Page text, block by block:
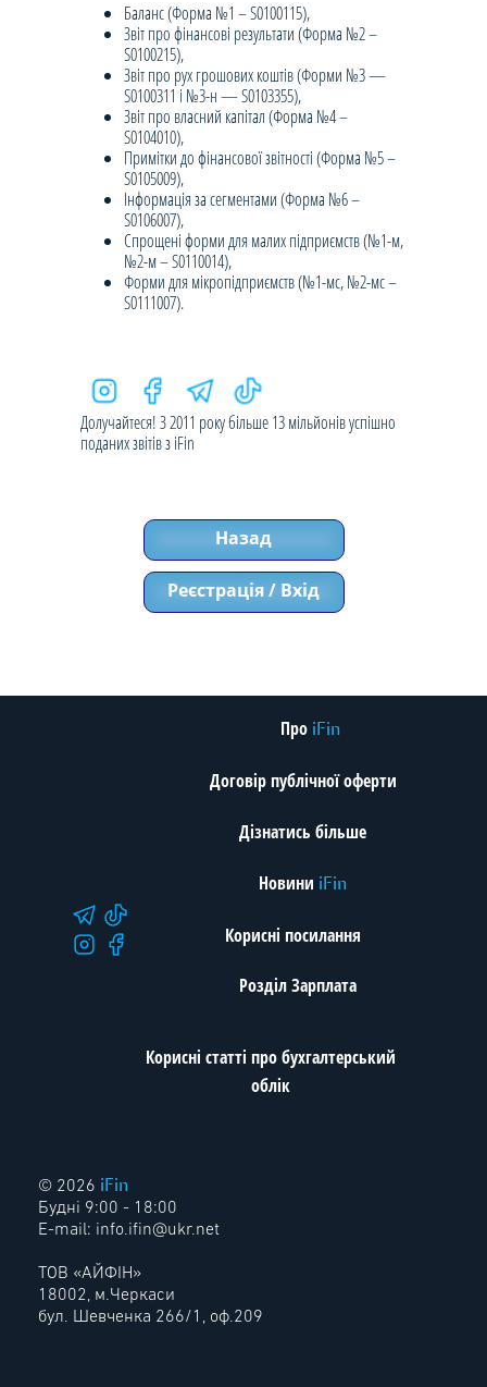
Баланс (Форма №1 – S0100115),
Звіт про фінансові результати (Форма №2 –
S0100215),
Звіт про рух грошових коштів (Форми №3 —
S0100311 і №3-н — S0103355),
Звіт про власний капітал (Форма №4 –
S0104010),
Примітки до фінансової звітності (Форма №5 –
S0105009),
Інформація за сегментами (Форма №6 –
S0106007),
Спрощені форми для малих підприємств (№1-м,
№2-м – S0110014),
Форми для мікропідприємств (№1-мс, №2-мс –
S0111007).
Долучайтеся! З 2011 року більше 13 мільйонів успішно
поданих звітів з iFin
Назад
Реєстрація / Вхід
© 2026 iFin
Будні 9:00 - 18:00
E-mail: info.ifin@ukr.net
ТОВ «АЙФІН»
18002, м.Черкаси
бул. Шевченка 266/1, оф.209
Про iFin
Договір публічної оферти
Дізнатись більше
Новини iFin
Корисні посилання
Розділ Зарплата
Корисні статті про бухгалтерський
облік